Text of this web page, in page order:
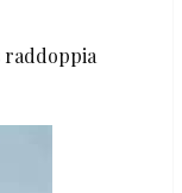
raddoppia